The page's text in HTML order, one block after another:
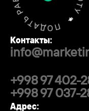
Контакты:
+998 97 402-
+998 97 037-
Адрес: